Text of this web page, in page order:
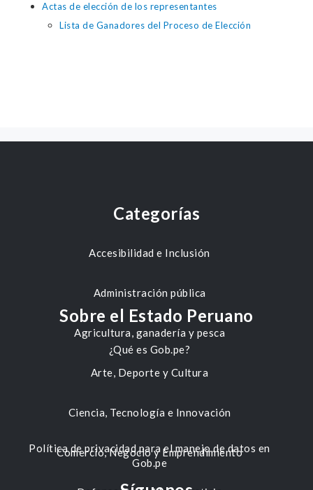
Actas de elección de los representantes
Lista de Ganadores del Proceso de Elección
Categorías
Accesibilidad e Inclusión
Administración pública
Agricultura, ganadería y pesca
Arte, Deporte y Cultura
Ciencia, Tecnología e Innovación
Comercio, Negocio y Emprendimiento
Sobre el Estado Peruano
¿Qué es Gob.pe?
Política de privacidad para el manejo de datos en
Gob.pe